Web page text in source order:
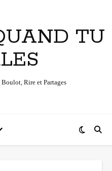
TU
Rire et Partages